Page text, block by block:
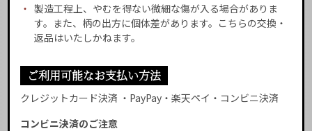
・ 製造工程上、やむを得ない微細な傷が入る場合がありま
す。また、柄の出方に個体差があります。こちらの交換・
返品はいたしかねます。
ご利用可能なお支払い方法
クレジットカード決済 ・PayPay・楽天ペイ・コンビニ決済
コンビニ決済のご注意